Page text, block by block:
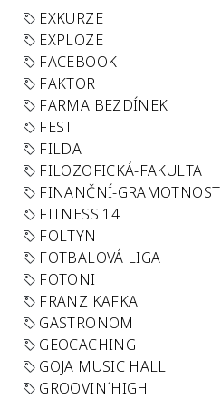
EXKURZE
EXPLOZE
FACEBOOK
FAKTOR
FARMA BEZDÍNEK
FEST
FILDA
FILOZOFICKÁ-FAKULTA
FINANČNÍ-GRAMOTNOST
FITNESS 14
FOLTYN
FOTBALOVÁ LIGA
FOTONI
FRANZ KAFKA
GASTRONOM
GEOCACHING
GOJA MUSIC HALL
GROOVIN´HIGH